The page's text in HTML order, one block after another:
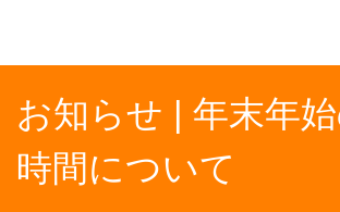
お知らせ | 年末年
時間について